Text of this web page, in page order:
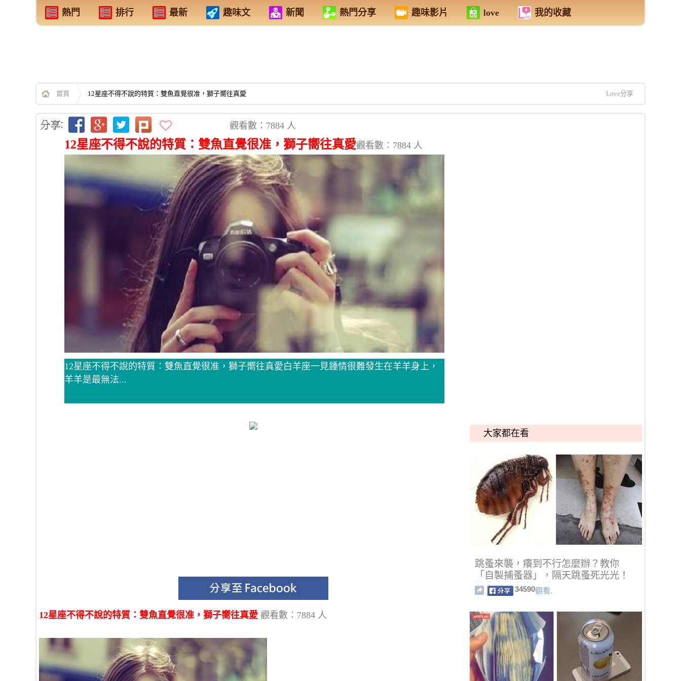
熱門 排行 最新 趣味文 新聞 熱門分享 趣味影片 love 我的收藏
首頁 12星座不得不說的特質：雙魚直覺很准，獅子嚮往真愛 Love分享
觀看數：7884 人
12星座不得不說的特質：雙魚直覺很准，獅子嚮往真愛觀看數：7884 人
12星座不得不說的特質：雙魚直覺很准，獅子嚮往真愛白羊座一見鍾情很難發生在羊羊身上，
羊羊是最無法...
12星座不得不說的特質：雙魚直覺很准，獅子嚮往真愛 觀看數：7884 人
大家都在看
跳蚤來襲，癢到不行怎麼辦？教你
「自製捕蚤器」，隔天跳蚤死光光！
快分享給大家知道！
34590觀看.